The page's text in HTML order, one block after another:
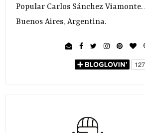
Popular Carlos Sánchez Viamonte.
Buenos Aires, Argentina.